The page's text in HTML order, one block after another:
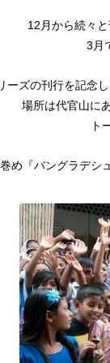
12月から続々
3月
ーズの刊行を記念
場所は代官山に
ト
め『バングラデシ